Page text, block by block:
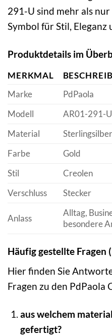
291-U sind mehr als
Symbol für Stil, Eleganz
Produktdetails im
MERKMAL
Marke
PdPaola
Modell
AR01-291-U
Material
Farbe
Gold
Stil
Creolen
Verschluss
Stecker
Anlass
Alltag,
besondere
Häufig gestellte Fragen
Hier finden Sie
Fragen zu den PdPaola
aus welchem
gefertigt?